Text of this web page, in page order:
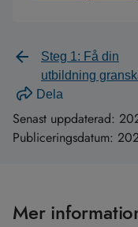
Steg 1: Få din
utbildning
Dela
Senast uppdaterad:
Publiceringsdatum:
Mer